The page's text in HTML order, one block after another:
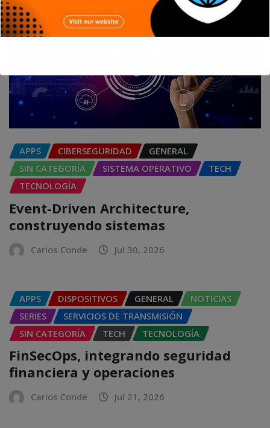
APPS CIBERSEGURIDAD
GENERAL
SIN CATEGORÍA
SISTEMA OPERATIVO
TECH
TECNOLOGÍA
Event-Driven Architecture,
construyendo sistemas
Carlos Conde Jul 30, 2026
APPS DISPOSITIVOS GENERAL
NOTICIAS
SERIES
SERVICIOS DE TRANSMISIÓN
SIN CATEGORÍA
TECH TECNOLOGÍA
FinSecOps, integrando seguridad
financiera y operaciones
Carlos Conde Jul 21, 2026